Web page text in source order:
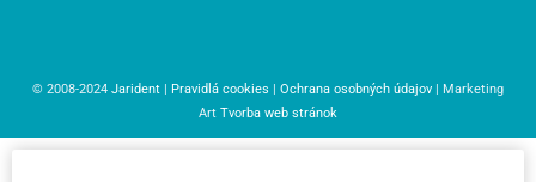
© 2008-2024 Jarident Pravidlá cookies Ochrana osobných údajov | Marketing
Art Tvorba web stránok